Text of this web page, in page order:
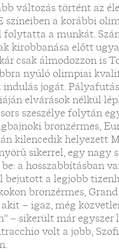
változás történt az
színeiben a korábbi
a munkát.
kirobbanása előtt
csak álmodozzon is
nyúló olimpiai
jogát.
elvárások nélkül
szeszélye folytán
bronzérmes,
kilencedik helyezett
sikerrel, egy nagy
a hosszabbításban
bejutott a legjobb
bronzérmes,
– igaz, még
– sikerült már
volt a jobb,